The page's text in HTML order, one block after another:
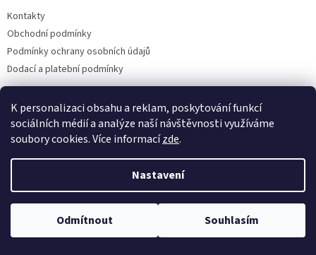
K personalizaci obsahu a reklam, poskytování funkcí
sociálních médií a analýze naší návštěvnosti využíváme
soubory cookies. Více informacízde.
Nastavení
Odmítnout Souhlasím
Kontakty
Obchodní podmínky
Podmínky ochrany osobních údajů
Dodací a platební podmínky
Vytvořil Shoptet
drogerie-vanura.cz. Všechna práva vyhrazena.
Upravit nastavení cookies